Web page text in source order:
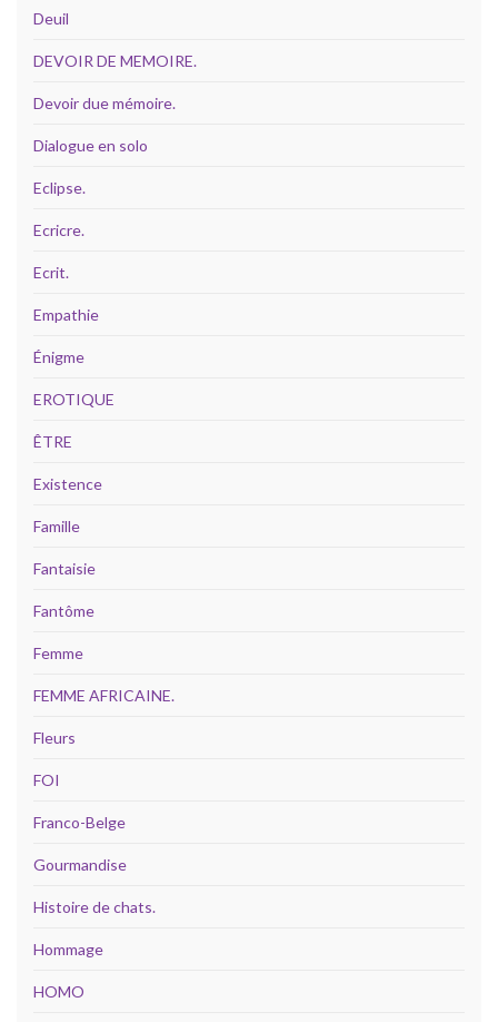
Deuil
DEVOIR DE MEMOIRE.
Devoir due mémoire.
Dialogue en solo
Eclipse.
Ecricre.
Ecrit.
Empathie
Énigme
EROTIQUE
ÊTRE
Existence
Famille
Fantaisie
Fantôme
Femme
FEMME AFRICAINE.
Fleurs
FOI
Franco-Belge
Gourmandise
Histoire de chats.
Hommage
HOMO